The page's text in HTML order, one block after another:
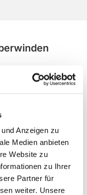
Anzeigen zu
Medien anbieten
Website zu
zu Ihrer
Partner für
weiter. Unsere